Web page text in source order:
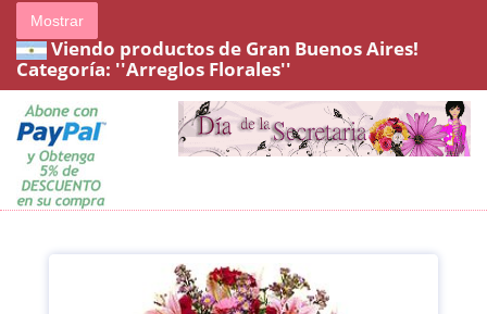
Mostrar
Viendo productos de Gran Buenos Aires!
Categoría: ''Arreglos Florales''